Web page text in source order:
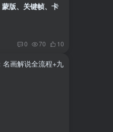
版、关键帧、卡
0 70 10